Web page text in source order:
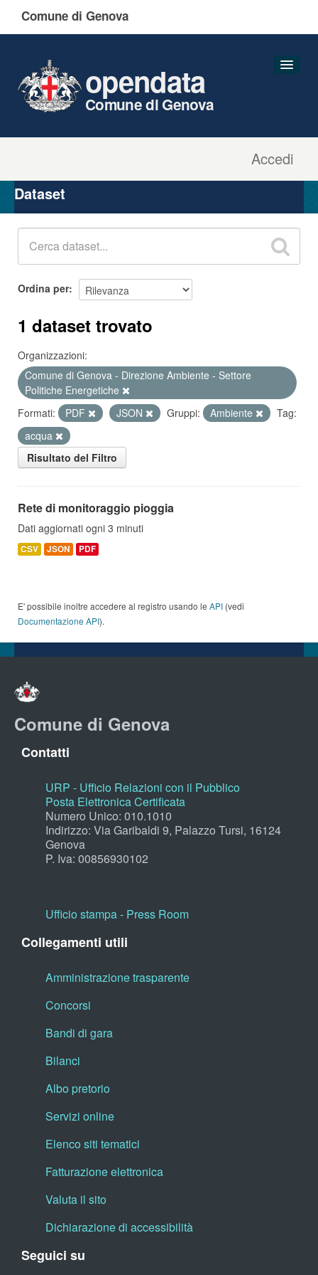
Comune di Genova
Accedi
opendata
Comune di Genova
Organizzazioni
Gruppi
Dataset
Ordina per
1 dataset trovato
Organizzazioni:
Comune di Genova - Direzione Ambiente - Settore
Politiche Energetiche
Formati:
PDF JSON Gruppi: Ambiente
Tag:
acqua
Risultato del Filtro
Rete di monitoraggio pioggia
Dati aggiornati ogni 3 minuti
CSV JSON PDF
E' possibile inoltre accedere al registro usando le API (vedi
Documentazione API).
Comune di Genova
Contatti
URP - Ufficio Relazioni con il Pubblico
Posta Elettronica Certificata
Numero Unico: 010.1010
Indirizzo: Via Garibaldi 9, Palazzo Tursi, 16124
Genova
P. Iva: 00856930102
Ufficio stampa - Press Room
Collegamenti utili
Amministrazione trasparente
Concorsi
Bandi di gara
Bilanci
Albo pretorio
Servizi online
Elenco siti tematici
Fatturazione elettronica
Valuta il sito
Dichiarazione di accessibilità
Seguici su